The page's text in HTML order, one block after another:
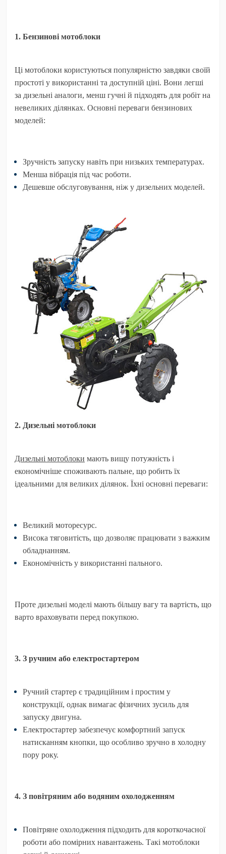
1. Бензинові мотоблоки
Ці мотоблоки користуються популярністю завдяки своїй
простоті у використанні та доступній ціні. Вони легші
за дизельні аналоги, менш гучні й підходять для робіт на
невеликих ділянках. Основні переваги бензинових
моделей:
Зручність запуску навіть при низьких температурах.
Менша вібрація під час роботи.
Дешевше обслуговування, ніж у дизельних моделей.
2. Дизельні мотоблоки
Дизельні мотоблоки мають вищу потужність і
економічніше споживають пальне, що робить їх
ідеальними для великих ділянок. Їхні основні переваги:
Великий моторесурс.
Висока тяговитість, що дозволяє працювати з важким
обладнанням.
Економічність у використанні пального.
Проте дизельні моделі мають більшу вагу та вартість, що
варто враховувати перед покупкою.
3. З ручним або електростартером
Ручний стартер є традиційним і простим у
конструкції, однак вимагає фізичних зусиль для
запуску двигуна.
Електростартер забезпечує комфортний запуск
натисканням кнопки, що особливо зручно в холодну
пору року.
4. З повітряним або водяним охолодженням
Повітряне охолодження підходить для короткочасної
роботи або помірних навантажень. Такі мотоблоки